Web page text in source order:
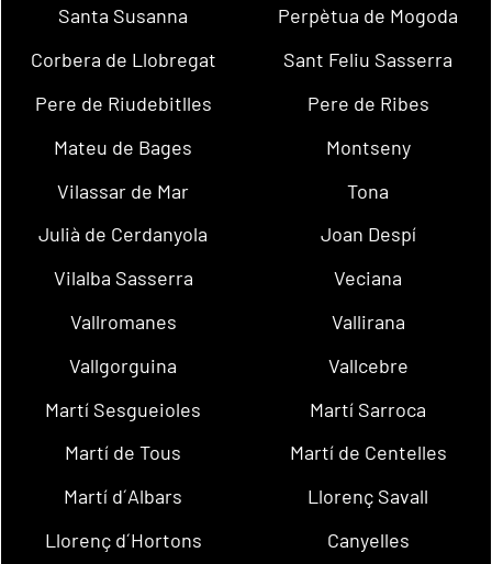
Santa Susanna
Perpètua de Mogoda
Corbera de Llobregat
Sant Feliu Sasserra
Pere de Riudebitlles
Pere de Ribes
Mateu de Bages
Montseny
Vilassar de Mar
Tona
Julià de Cerdanyola
Joan Despí
Vilalba Sasserra
Veciana
Vallromanes
Vallirana
Vallgorguina
Vallcebre
Martí Sesgueioles
Martí Sarroca
Martí de Tous
Martí de Centelles
Martí d´Albars
Llorenç Savall
Llorenç d´Hortons
Canyelles